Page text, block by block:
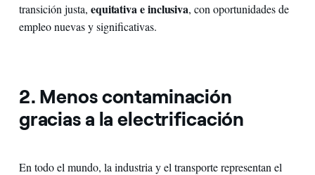
transición justa, equitativa e inclusiva, con oportunidades de
empleo nuevas y significativas.
2. Menos contaminación
gracias a la electrificación
En todo el mundo, la industria y el transporte representan el